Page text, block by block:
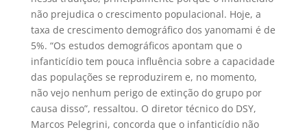
não prejudica o crescimento populacional. Hoje, a
taxa de crescimento demográfico dos yanomami é de
5%. “Os estudos demográficos apontam que o
infanticídio tem pouca influência sobre a capacidade
das populações se reproduzirem e, no momento,
não vejo nenhum perigo de extinção do grupo por
causa disso”, ressaltou. O diretor técnico do DSY,
Marcos Pelegrini, concorda que o infanticídio não